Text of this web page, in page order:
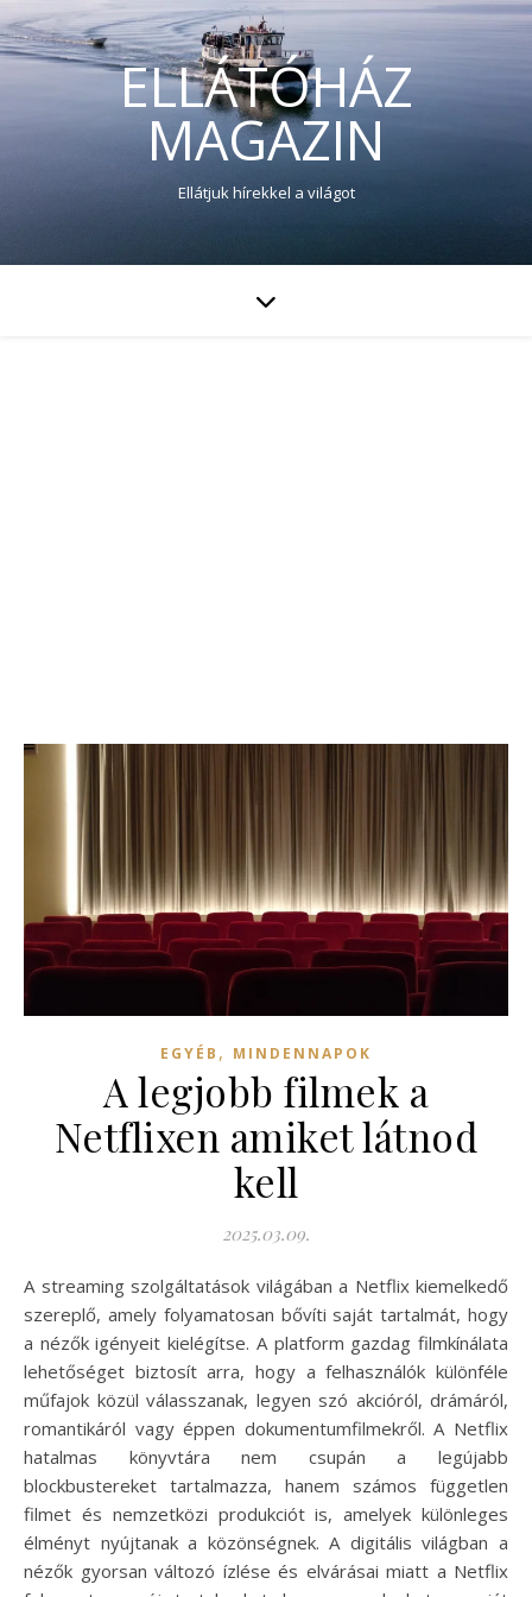
ELLÁTÓHÁZ
MAGAZIN
Ellátjuk hírekkel a világot
EGYÉB , MINDENNAPOK
A legjobb filmek a
Netflixen amiket látnod
kell
2025.03.09.
A streaming szolgáltatások világában a Netflix kiemelkedő
szereplő, amely folyamatosan bővíti saját tartalmát, hogy
a nézők igényeit kielégítse. A platform gazdag filmkínálata
lehetőséget biztosít arra, hogy a felhasználók különféle
műfajok közül válasszanak, legyen szó akcióról, drámáról,
romantikáról vagy éppen dokumentumfilmekről. A Netflix
hatalmas könyvtára nem csupán a legújabb
blockbustereket tartalmazza, hanem számos független
filmet és nemzetközi produkciót is, amelyek különleges
élményt nyújtanak a közönségnek. A digitális világban a
nézők gyorsan változó ízlése és elvárásai miatt a Netflix